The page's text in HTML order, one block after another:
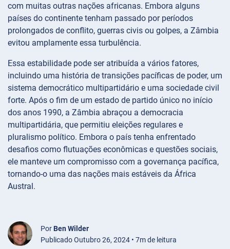
com muitas outras nações africanas. Embora alguns
países do continente tenham passado por períodos
prolongados de conflito, guerras civis ou golpes, a Zâmbia
evitou amplamente essa turbulência.
Essa estabilidade pode ser atribuída a vários fatores,
incluindo uma história de transições pacíficas de poder, um
sistema democrático multipartidário e uma sociedade civil
forte. Após o fim de um estado de partido único no início
dos anos 1990, a Zâmbia abraçou a democracia
multipartidária, que permitiu eleições regulares e
pluralismo político. Embora o país tenha enfrentado
desafios como flutuações econômicas e questões sociais,
ele manteve um compromisso com a governança pacífica,
tornando-o uma das nações mais estáveis da África
Austral.
Por Ben Wilder
Publicado Outubro 26, 2024 • 7m de leitura